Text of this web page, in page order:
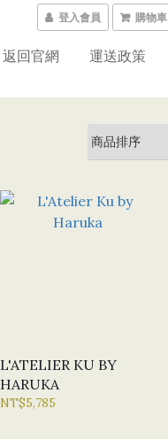
登入會員 購物車
返回官網 運送政策
L'ATELIER KU BY
HARUKA
NT$5,785